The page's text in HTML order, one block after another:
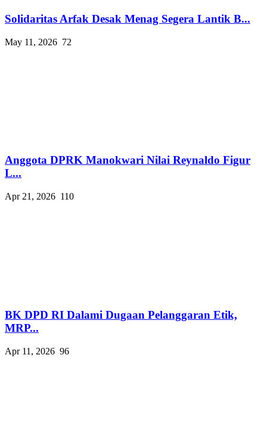
Solidaritas Arfak Desak Menag Segera Lantik B...
May 11, 2026 72
Anggota DPRK Manokwari Nilai Reynaldo Figur
L...
Apr 21, 2026 110
BK DPD RI Dalami Dugaan Pelanggaran Etik,
MRP...
Apr 11, 2026 96